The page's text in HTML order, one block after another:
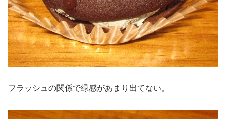
フラッシュの関係で緑感があまり出てない。